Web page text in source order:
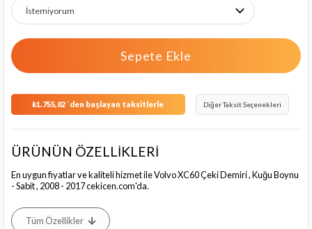
₺1.755,82`den başlayan taksitlerle Diğer Taksit Seçenekleri
ÜRÜNÜN ÖZELLİKLERİ
En uygun fiyatlar ve kaliteli hizmet ile Volvo XC60 Çeki Demiri , Kuğu Boynu
- Sabit , 2008 - 2017 cekicen.com'da.
Tüm Özellikler